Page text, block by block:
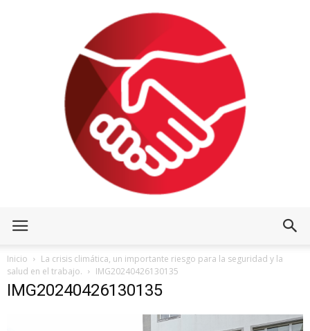
Inicio
La crisis climática, un importante riesgo para la seguridad y la
salud en el trabajo.
IMG20240426130135
IMG20240426130135